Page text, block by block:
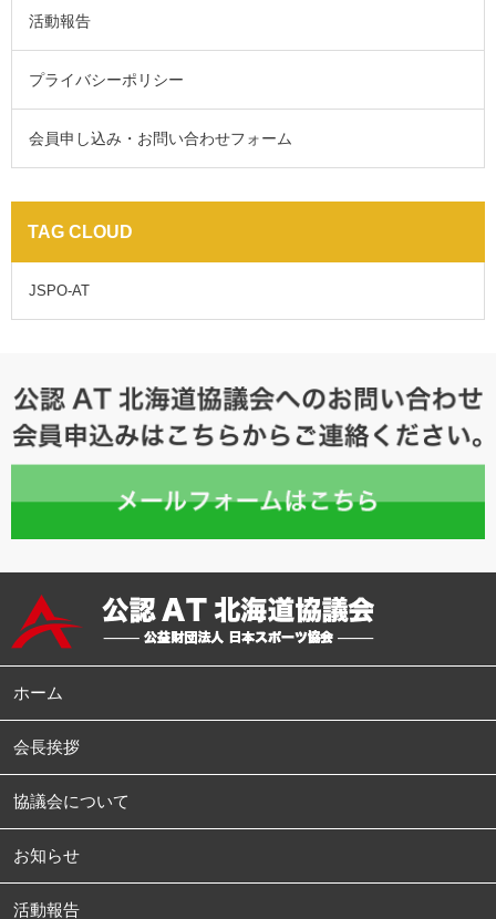
活動報告
プライバシーポリシー
会員申し込み・お問い合わせフォーム
TAG CLOUD
JSPO-AT
ホーム
会長挨拶
協議会について
お知らせ
活動報告